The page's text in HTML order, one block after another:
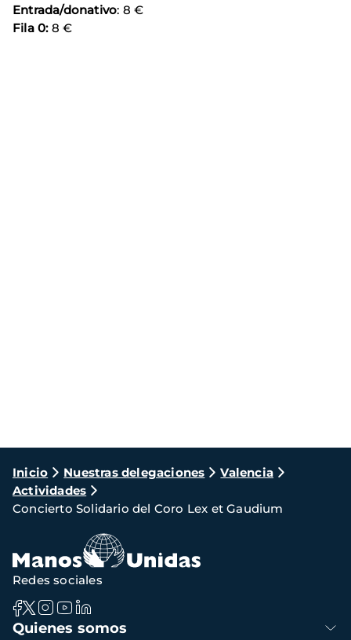
Entrada/donativo: 8 €
Fila 0:8 €
Ruta
de
navegación
Inicio Nuestras delegaciones
Valencia
Actividades
Concierto Solidario del Coro Lex et Gaudium
Navegación
Quienes somos
Redes sociales